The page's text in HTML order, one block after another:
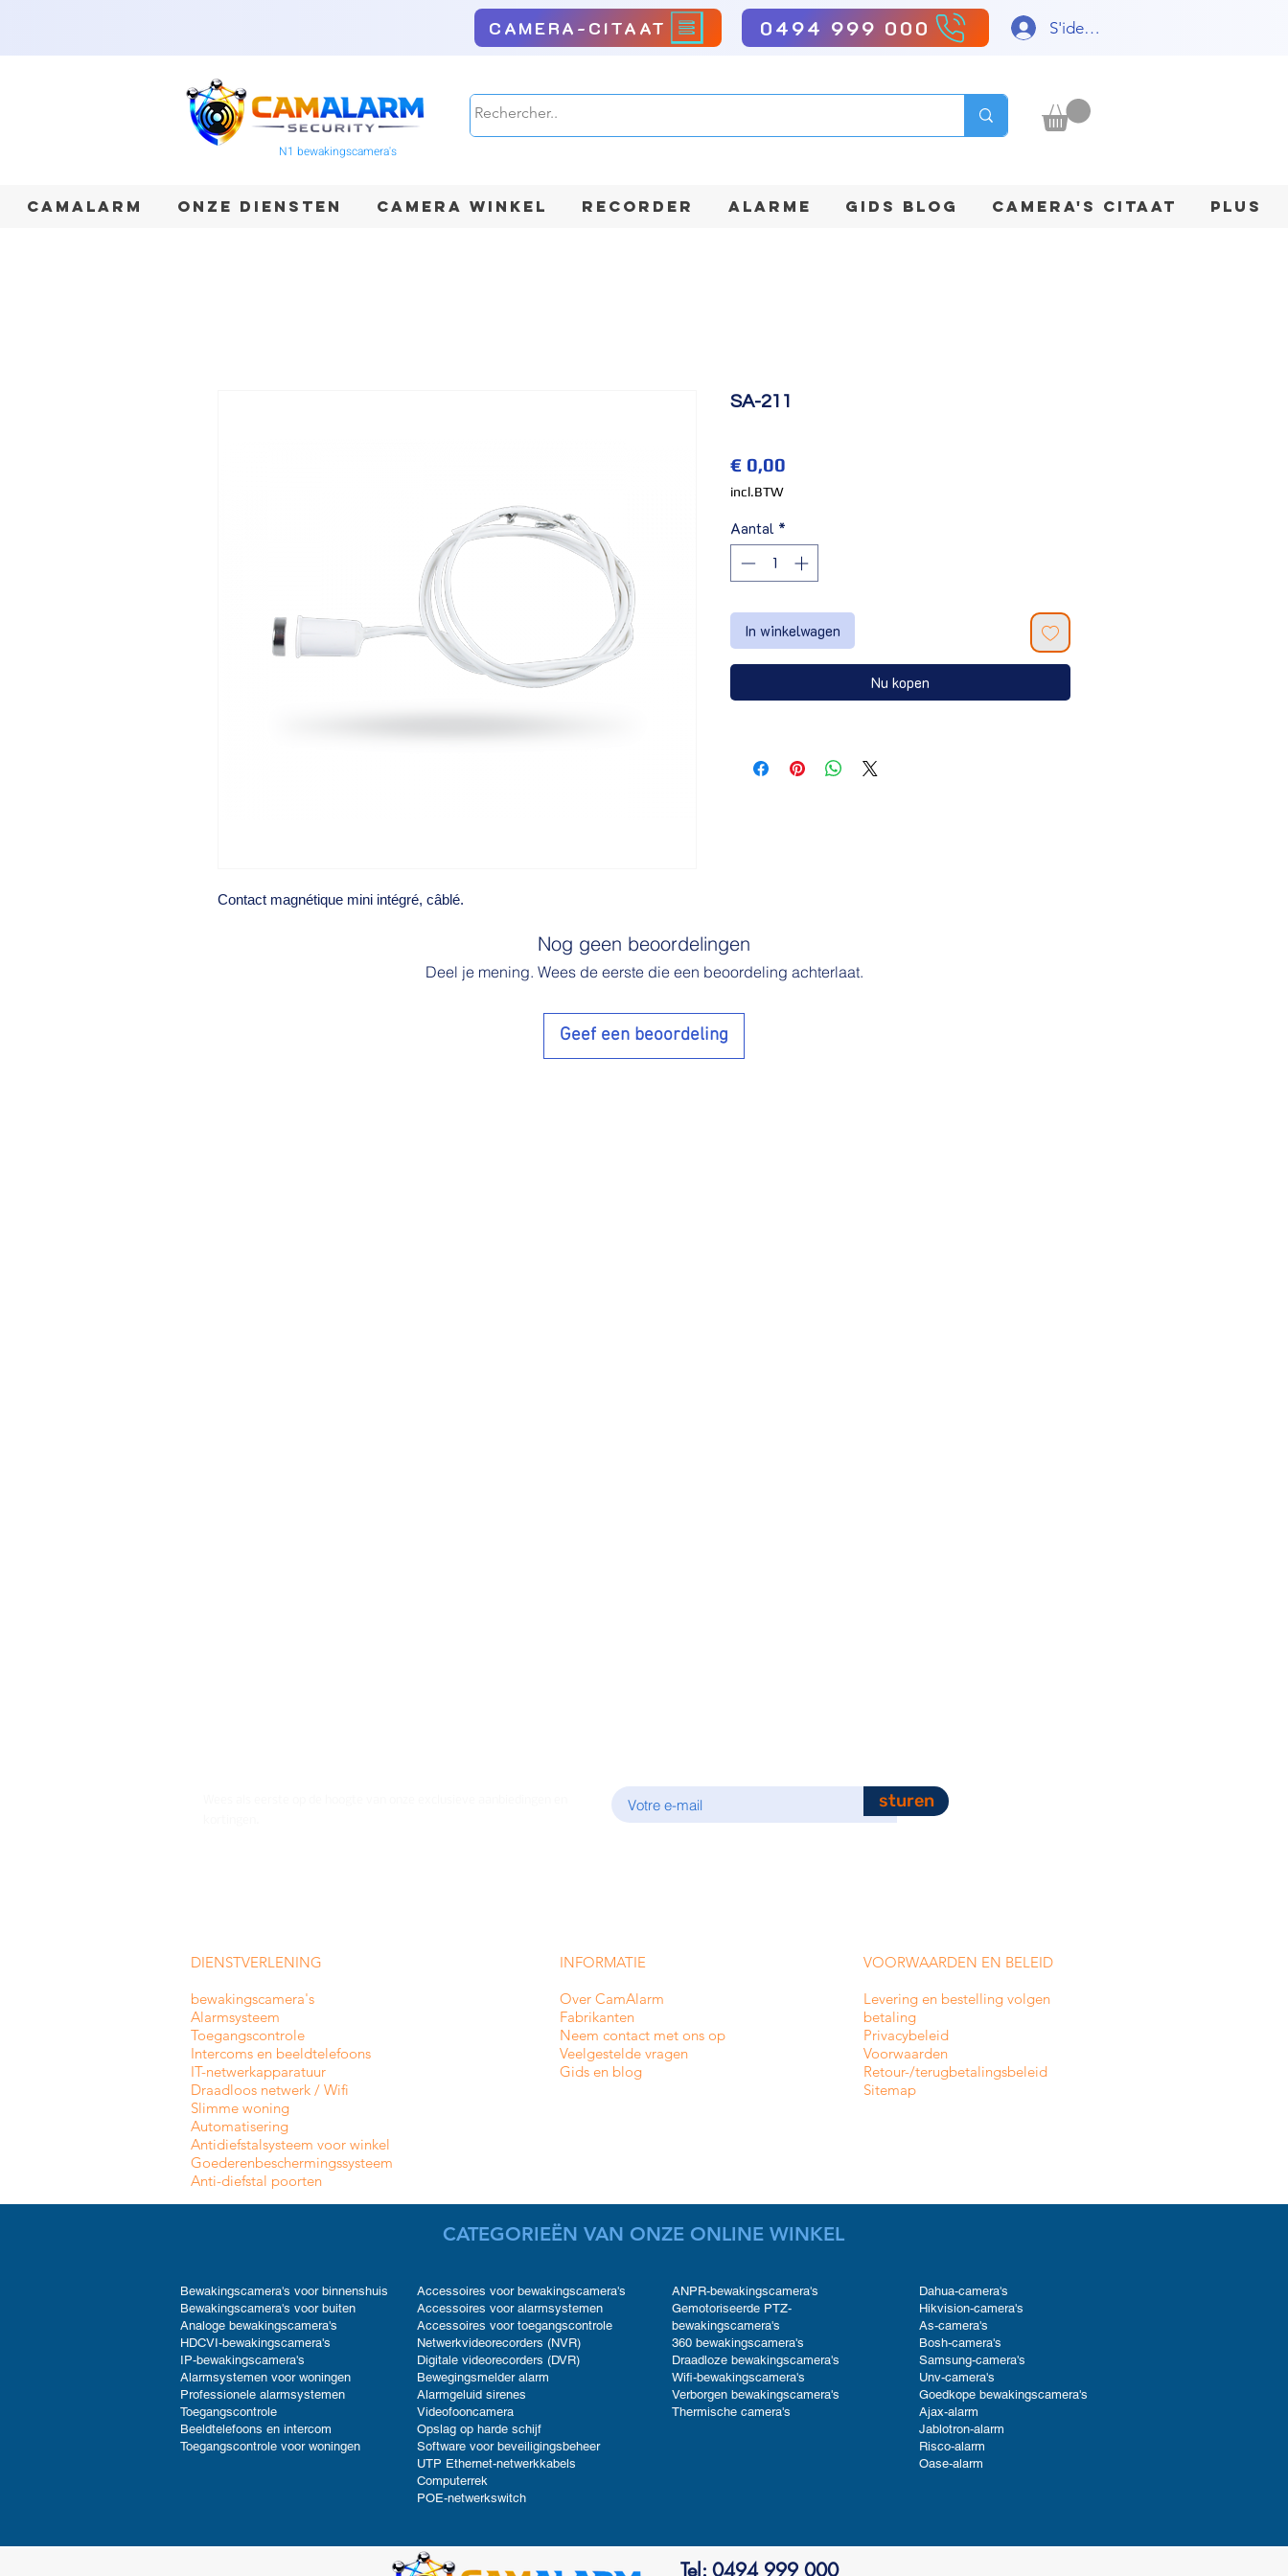
CAMERA-CITAAT 0494 999 000 S'identifier
N1 bewakingscamera's
CAMALARM ONZE DIENSTEN CAMERA WINKEL RECORDER ALARME GIDS BLOG CAMERA'S CITAAT Plus
Contact magnétique mini intégré, câblé.
SA-211
€ 0,00
incl.BTW
Aantal *
In winkelwagen
Nu kopen
Nog geen beoordelingen
Deel je mening. Wees de eerste die een beoordeling achterlaat.
Geef een beoordeling
sturen
DIENSTVERLENING
bewakingscamera's
Alarmsysteem
Toegangscontrole
Intercoms en beeldtelefoons
IT-netwerkapparatuur
Draadloos netwerk / Wifi
Slimme woning
Automatisering
Antidiefstalsysteem voor winkel
Goederenbeschermingssysteem
Anti-diefstal poorten
INFORMATIE
Over CamAlarm
Fabrikanten
Neem contact met ons op
Veelgestelde vragen
Gids en blog
VOORWAARDEN EN BELEID
Levering en bestelling volgen
betaling
Privacybeleid
Voorwaarden
Retour-/terugbetalingsbeleid
Sitemap
CATEGORIEËN VAN ONZE ONLINE WINKEL
Bewakingscamera's voor binnenshuis
Bewakingscamera's voor buiten
Analoge bewakingscamera's
HDCVI-bewakingscamera's
IP-bewakingscamera's
Alarmsystemen voor woningen
Professionele alarmsystemen
Toegangscontrole
Beeldtelefoons en intercom
Toegangscontrole voor woningen
Accessoires voor bewakingscamera's
Accessoires voor alarmsystemen
Accessoires voor toegangscontrole
Netwerkvideorecorders (NVR)
Digitale videorecorders (DVR)
Bewegingsmelder alarm
Alarmgeluid sirenes
Videofooncamera
Opslag op harde schijf
Software voor beveiligingsbeheer
UTP Ethernet-netwerkkabels
Computerrek
POE-netwerkswitch
ANPR-bewakingscamera's
Gemotoriseerde PTZ-
bewakingscamera's
360 bewakingscamera's
Draadloze bewakingscamera's
Wifi-bewakingscamera's
Verborgen bewakingscamera's
Thermische camera's
Dahua-camera's
Hikvision-camera's
As-camera's
Bosh-camera's
Samsung-camera's
Unv-camera's
Goedkope bewakingscamera's
Ajax-alarm
Jablotron-alarm
Risco-alarm
Oase-alarm
Tel: 0494 999 000